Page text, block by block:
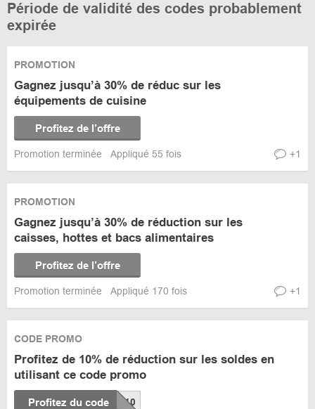
Période de validité des codes probablement
expirée
PROMOTION
Gagnez jusqu’à 30% de réduc sur les
équipements de cuisine
Profitez de l’offre
Promotion terminée Appliqué 55 fois +1
PROMOTION
Gagnez jusqu’à 30% de réduction sur les
caisses, hottes et bacs alimentaires
Profitez de l’offre
Promotion terminée Appliqué 170 fois +1
CODE PROMO
Profitez de 10% de réduction sur les soldes en
utilisant ce code promo
Profitez du code